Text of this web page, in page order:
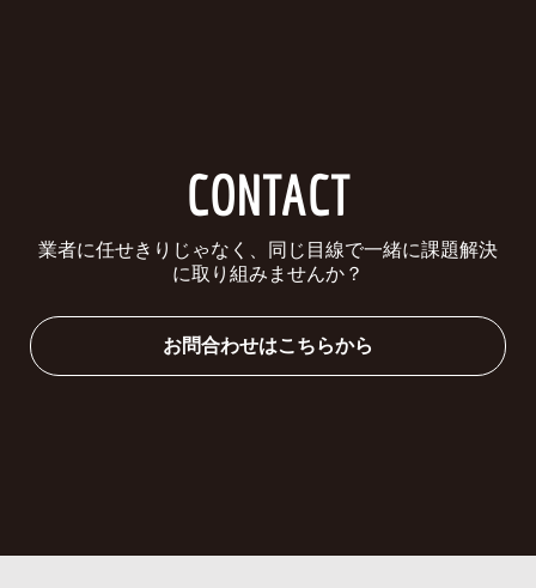
CONTACT
業者に任せきりじゃなく、同じ目線で一緒に課題解決
に取り組みませんか？
お問合わせはこちらから